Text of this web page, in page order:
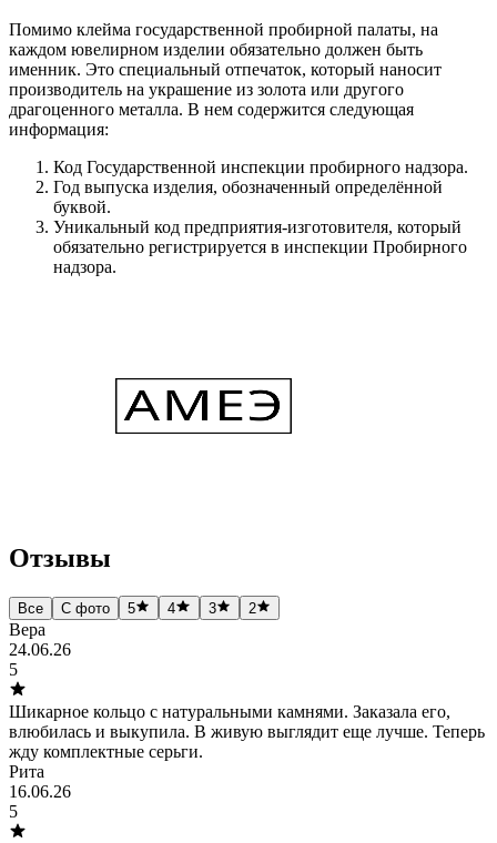
Помимо клейма государственной пробирной палаты, на
каждом ювелирном изделии обязательно должен быть
именник. Это специальный отпечаток, который наносит
производитель на украшение из золота или другого
драгоценного металла. В нем содержится следующая
информация:
Код Государственной инспекции пробирного надзора.
Год выпуска изделия, обозначенный определённой
буквой.
Уникальный код предприятия-изготовителя, который
обязательно регистрируется в инспекции Пробирного
надзора.
Отзывы
Все С фото 5 4 3 2
Вера
24.06.26
5
Шикарное кольцо с натуральными камнями. Заказала его,
влюбилась и выкупила. В живую выглядит еще лучше. Теперь
жду комплектные серьги.
Рита
16.06.26
5